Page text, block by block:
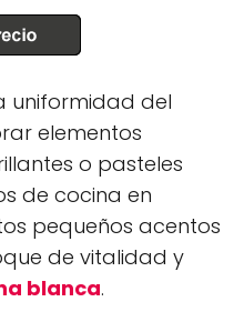
uniformidad del
elementos
o pasteles
de cocina en
pequeños acentos
de vitalidad y
blanca.